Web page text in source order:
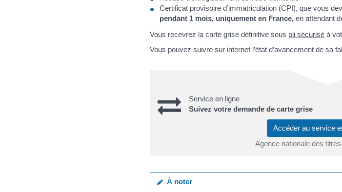
Certificat provisoire d’immatriculation (CPI), que vous
pendant 1 mois, uniquement en France, en attendant
Vous recevrez la carte grise définitive sous pli sécurisé à
Vous pouvez suivre sur internet l’état d’avancement de sa
Service en ligne
Suivez votre demande de carte grise
Accéder au service
Agence nationale des
À noter